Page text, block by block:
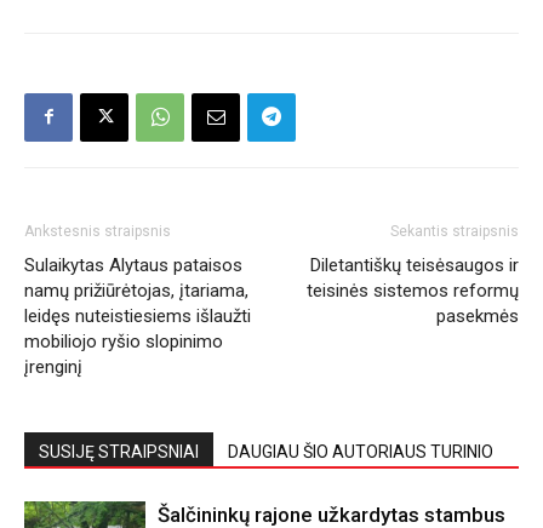
Ankstesnis straipsnis
Sulaikytas Alytaus pataisos
namų prižiūrėtojas, įtariama,
leidęs nuteistiesiems išlaužti
mobiliojo ryšio slopinimo
įrenginį
Sekantis straipsnis
Diletantiškų teisėsaugos ir
teisinės sistemos reformų
pasekmės
SUSIJĘ STRAIPSNIAI DAUGIAU ŠIO AUTORIAUS TURINIO
Šalčininkų rajone užkardytas stambus